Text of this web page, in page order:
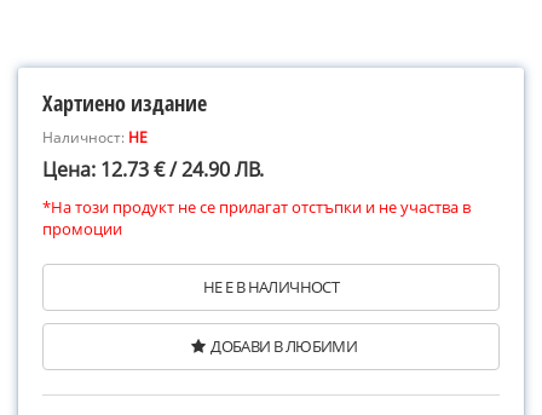
Хартиено издание
Наличност: НЕ
Цена: 12.73 € / 24.90 ЛВ.
*На този продукт не се прилагат отстъпки и не участва в
промоции
НЕ Е В НАЛИЧНОСТ
ДОБАВИ В ЛЮБИМИ